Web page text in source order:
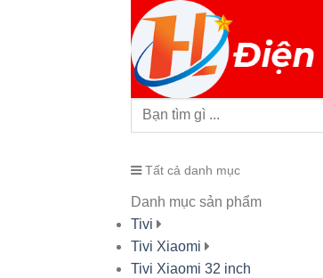
Tất cả danh mục
Danh mục sản phẩm
Tivi
Tivi Xiaomi
Tivi Xiaomi 32 inch